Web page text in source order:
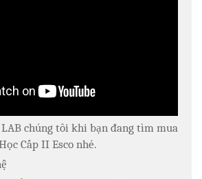
LAB chúng tôi khi bạn đang tìm mua
Cấp II Esco nhé.